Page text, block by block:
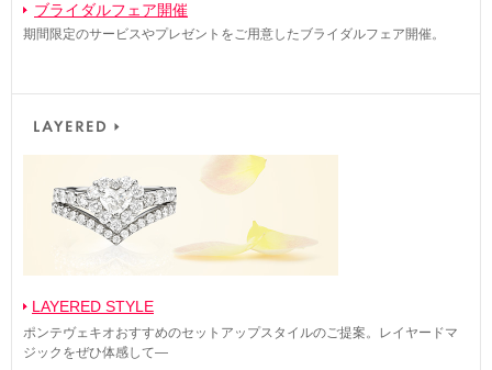
ブライダルフェア開催
期間限定のサービスやプレゼントをご用意したブライダルフェア開催。
LAYERED STYLE
ポンテヴェキオおすすめのセットアップスタイルのご提案。レイヤードマ
ジックをぜひ体感して―